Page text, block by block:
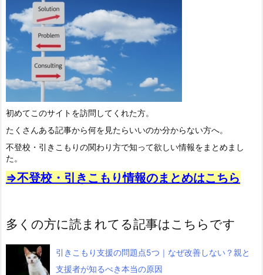
初めてこのサイトを訪問してくれた方。
たくさんある記事から何を見たらいいのか分からない方へ。
不登校・引きこもりの関わり方で知って欲しい情報をまとめまし
た。
⇒不登校・引きこもり情報のまとめはこちら
多くの方に読まれてる記事はこちらです
引きこもり支援の問題点5つ｜なぜ改善しない？親と
支援者が知るべき本当の原因